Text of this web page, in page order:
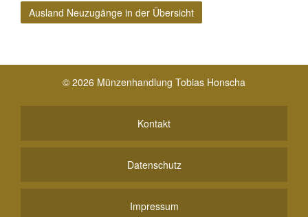
Ausland Neuzugänge in der Übersicht
© 2026 Münzenhandlung Tobias Honscha
Kontakt
Datenschutz
Impressum